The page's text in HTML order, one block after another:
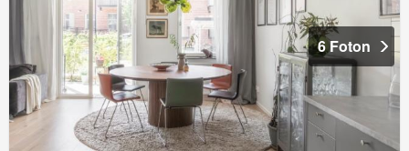
6 Foton